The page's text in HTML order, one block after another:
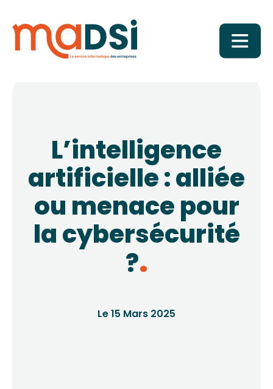
L’intelligence
artificielle : alliée
ou menace pour
la cybersécurité
?
Le 15 Mars 2025